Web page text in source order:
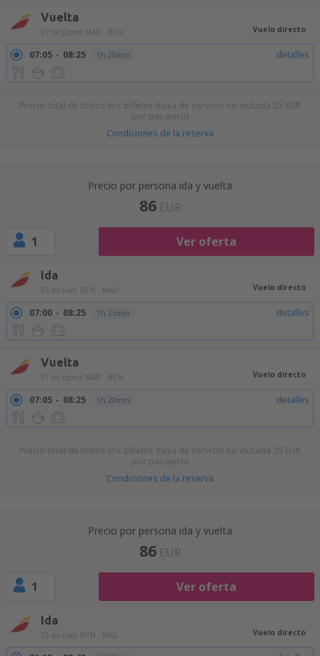
Vuelta
27 dic (dom) MAD - BCN Vuelo directo
07:05 08:25 1h 20min detalles
Precio total de todos los billetes (tasa de servicio no incluida 25 EUR
por pasajero)
Condiciones de la reserva
Precio por persona ida y vuelta
86 EUR
1 Ver oferta
Ida
25 dic (vie) BCN - MAD Vuelo directo
07:00 08:25 1h 25min detalles
Vuelta
27 dic (dom) MAD - BCN Vuelo directo
07:05 08:25 1h 20min detalles
Precio total de todos los billetes (tasa de servicio no incluida 25 EUR
por pasajero)
Condiciones de la reserva
Precio por persona ida y vuelta
86 EUR
1 Ver oferta
Ida
25 dic (vie) BCN - MAD Vuelo directo